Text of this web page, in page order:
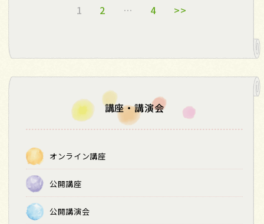
1 2 … 4 >>
講座・講演会
オンライン講座
公開講座
公開講演会